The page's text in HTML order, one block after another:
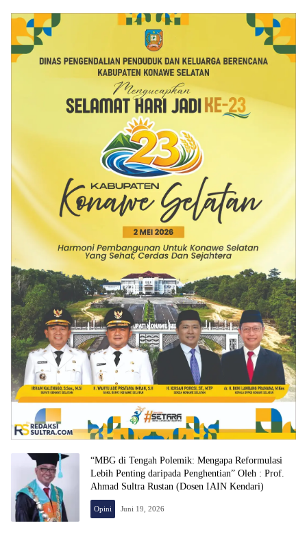
“MBG di Tengah Polemik: Mengapa Reformulasi
Lebih Penting daripada Penghentian” Oleh : Prof.
Ahmad Sultra Rustan (Dosen IAIN Kendari)
Opini Juni 19, 2026